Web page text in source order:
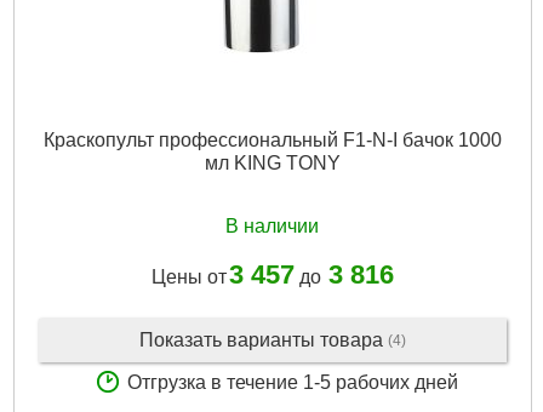
Краскопульт профессиональный F1-N-I бачок 1000
мл KING TONY
В наличии
Цены от3 457 до 3 816
Показать варианты товара (4)
Отгрузка в течение 1-5 рабочих дней